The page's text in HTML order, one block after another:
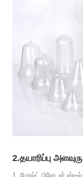
2.தயாரிப்பு அளவுரு
1. மோல்ட் பிளேடன் ஸ்டீல்: